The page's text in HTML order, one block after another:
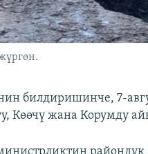
билдиришинче, 7-
Көөчү жана Корумду